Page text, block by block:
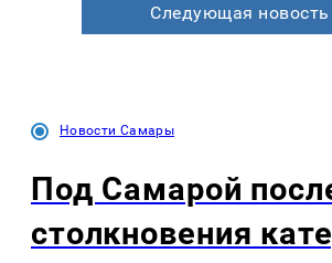
Следующая новость
Новости Самары
Под Самарой
столкновения